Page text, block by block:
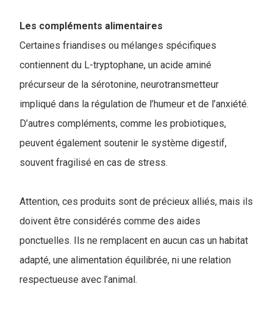
Les compléments alimentaires
Certaines friandises ou mélanges spécifiques
contiennent du L-tryptophane, un acide aminé
précurseur de la sérotonine, neurotransmetteur
impliqué dans la régulation de l’humeur et de l’anxiété.
D’autres compléments, comme les probiotiques,
peuvent également soutenir le système digestif,
souvent fragilisé en cas de stress.
Attention, ces produits sont de précieux alliés, mais ils
doivent être considérés comme des aides
ponctuelles. Ils ne remplacent en aucun cas un habitat
adapté, une alimentation équilibrée, ni une relation
respectueuse avec l’animal.